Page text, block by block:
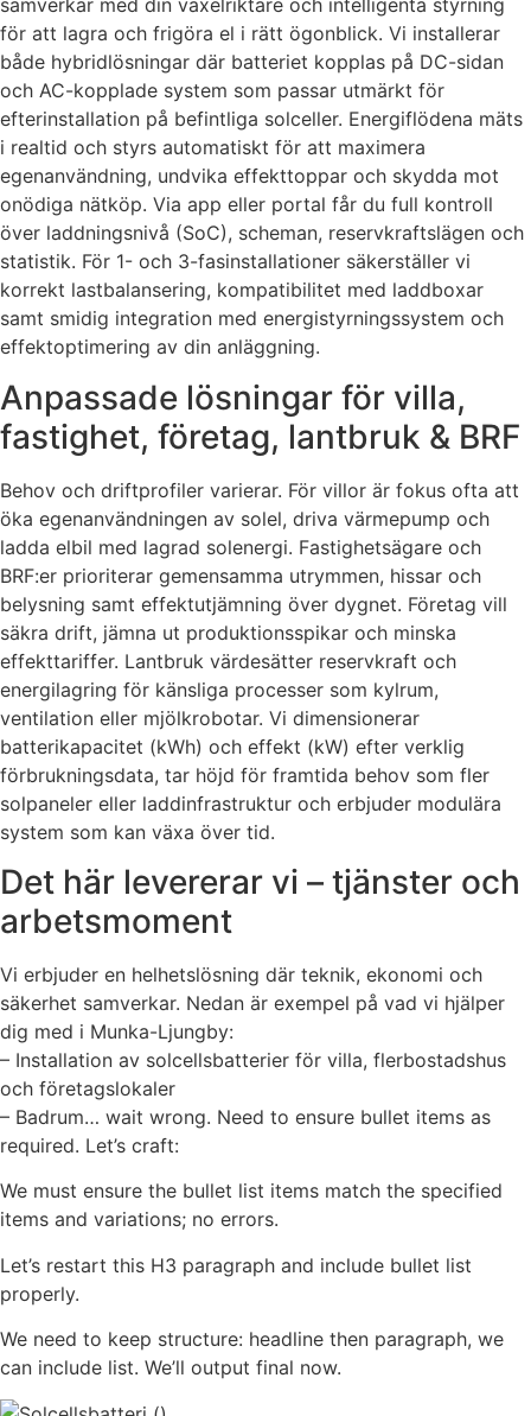
samverkar med din växelriktare och intelligenta styrning
för att lagra och frigöra el i rätt ögonblick. Vi installerar
både hybridlösningar där batteriet kopplas på DC-sidan
och AC-kopplade system som passar utmärkt för
efterinstallation på befintliga solceller. Energiflödena mäts
i realtid och styrs automatiskt för att maximera
egenanvändning, undvika effekttoppar och skydda mot
onödiga nätköp. Via app eller portal får du full kontroll
över laddningsnivå (SoC), scheman, reservkraftslägen och
statistik. För 1- och 3-fasinstallationer säkerställer vi
korrekt lastbalansering, kompatibilitet med laddboxar
samt smidig integration med energistyrningssystem och
effektoptimering av din anläggning.
Anpassade lösningar för villa,
fastighet, företag, lantbruk & BRF
Behov och driftprofiler varierar. För villor är fokus ofta att
öka egenanvändningen av solel, driva värmepump och
ladda elbil med lagrad solenergi. Fastighetsägare och
BRF:er prioriterar gemensamma utrymmen, hissar och
belysning samt effektutjämning över dygnet. Företag vill
säkra drift, jämna ut produktionsspikar och minska
effekttariffer. Lantbruk värdesätter reservkraft och
energilagring för känsliga processer som kylrum,
ventilation eller mjölkrobotar. Vi dimensionerar
batterikapacitet (kWh) och effekt (kW) efter verklig
förbrukningsdata, tar höjd för framtida behov som fler
solpaneler eller laddinfrastruktur och erbjuder modulära
system som kan växa över tid.
Det här levererar vi – tjänster och
arbetsmoment
Vi erbjuder en helhetslösning där teknik, ekonomi och
säkerhet samverkar. Nedan är exempel på vad vi hjälper
dig med i Munka-Ljungby:
– Installation av solcellsbatterier för villa, flerbostadshus
och företagslokaler
– Badrum… wait wrong. Need to ensure bullet items as
required. Let’s craft:
We must ensure the bullet list items match the specified
items and variations; no errors.
Let’s restart this H3 paragraph and include bullet list
properly.
We need to keep structure: headline then paragraph, we
can include list. We’ll output final now.